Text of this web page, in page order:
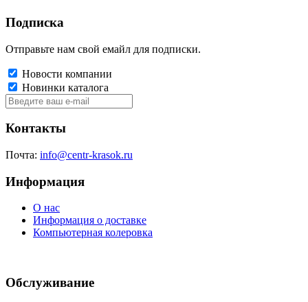
Подписка
Отправьте нам свой емайл для подписки.
Новости компании
Новинки каталога
Контакты
Почта: info@centr-krasok.ru
Информация
О нас
Информация о доставке
Компьютерная колеровка
Обслуживание